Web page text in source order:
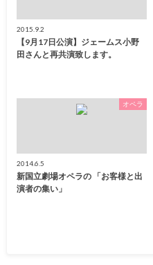
2015.9.2
【9月17日公演】ジェームス小野
田さんと再共演致します。
オペラ
2014.6.5
新国立劇場オペラの 「お客様と出
演者の集い」